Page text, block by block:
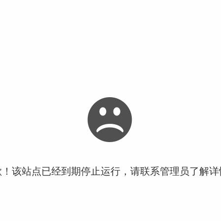
该站点已经到期停止运行，请联系管理员了解